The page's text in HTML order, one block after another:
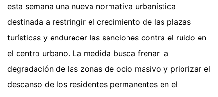
esta semana una nueva normativa urbanística
destinada a restringir el crecimiento de las plazas
turísticas y endurecer las sanciones contra el ruido en
el centro urbano. La medida busca frenar la
degradación de las zonas de ocio masivo y priorizar el
descanso de los residentes permanentes en el